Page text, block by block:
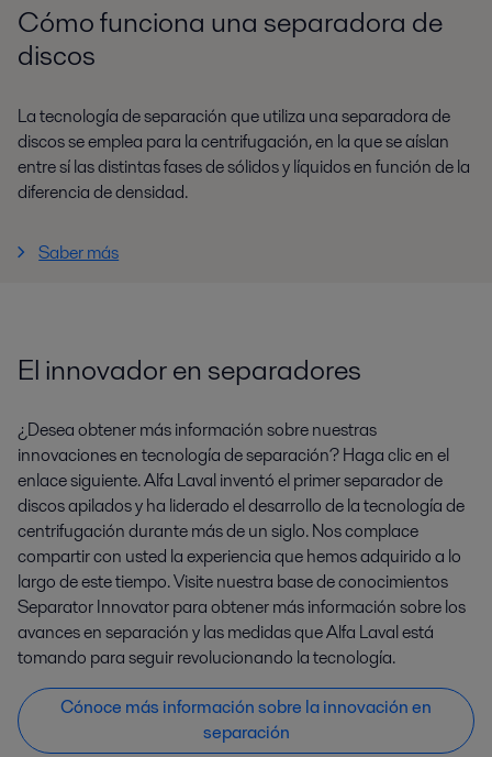
Cómo funciona una separadora de
discos
La tecnología de separación que utiliza una separadora de
discos se emplea para la centrifugación, en la que se aíslan
entre sí las distintas fases de sólidos y líquidos en función de la
diferencia de densidad.
Saber más
El innovador en separadores
¿Desea obtener más información sobre nuestras
innovaciones en tecnología de separación? Haga clic en el
enlace siguiente. Alfa Laval inventó el primer separador de
discos apilados y ha liderado el desarrollo de la tecnología de
centrifugación durante más de un siglo. Nos complace
compartir con usted la experiencia que hemos adquirido a lo
largo de este tiempo. Visite nuestra base de conocimientos
Separator Innovator para obtener más información sobre los
avances en separación y las medidas que Alfa Laval está
tomando para seguir revolucionando la tecnología.
Cónoce más información sobre la innovación en
separación